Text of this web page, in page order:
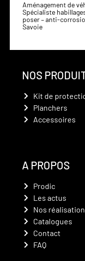
Aménagement de
Spécialiste
poser – anti-
Savoie
NOS
Kit de
Planchers
Accessoires
A PROPOS
Prodic
Les actus
Nos
Catalogues
Contact
FAQ